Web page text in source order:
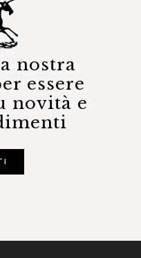
nostra
essere
novità e